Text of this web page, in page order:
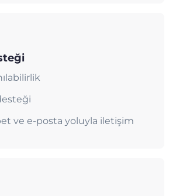
ve e-posta yoluyla iletişim